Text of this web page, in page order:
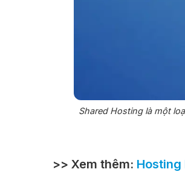
Shared Hosting là một
>> Xem thêm: Hosting